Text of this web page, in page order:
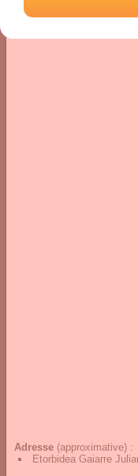
Adresse (approximative) :
Etorbidea Gaiarre